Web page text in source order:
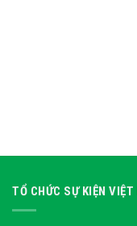
TỔ CHỨC SỰ KIỆN VIỆT